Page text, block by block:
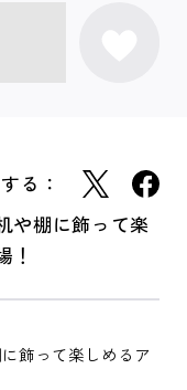
る：
や棚に飾って楽
！
飾って楽しめるア